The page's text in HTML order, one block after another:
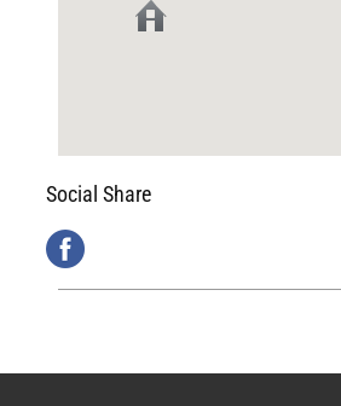
Social Share